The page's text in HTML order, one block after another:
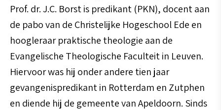
Prof. dr. J.C. Borst is predikant (PKN), docent aan
de pabo van de Christelijke Hogeschool Ede en
hoogleraar praktische theologie aan de
Evangelische Theologische Faculteit in Leuven.
Hiervoor was hij onder andere tien jaar
gevangenispredikant in Rotterdam en Zutphen
en diende hij de gemeente van Apeldoorn. Sinds